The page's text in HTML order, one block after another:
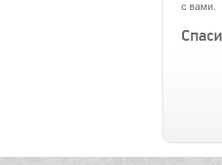
с вами.